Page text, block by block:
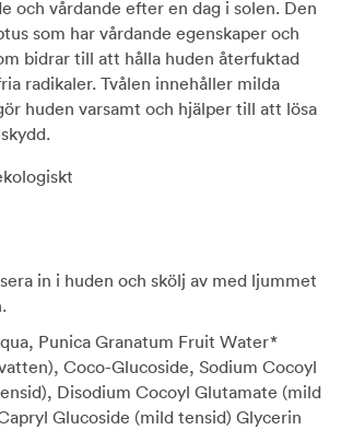
och vårdande efter en dag i solen. Den
som har vårdande egenskaper och
bidrar till att hålla huden återfuktad
radikaler. Tvålen innehåller milda
huden varsamt och hjälper till att lösa
in i huden och skölj av med ljummet
Punica Granatum Fruit Water*
Coco-Glucoside, Sodium Cocoyl
Disodium Cocoyl Glutamate (mild
Glucoside (mild tensid) Glycerin